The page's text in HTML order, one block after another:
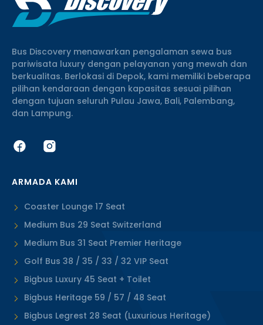
Bus Discovery menawarkan pengalaman sewa bus
pariwisata luxury dengan pelayanan yang mewah dan
berkualitas. Berlokasi di Depok, kami memiliki beberapa
pilihan kendaraan dengan kapasitas sesuai pilihan
dengan tujuan seluruh Pulau Jawa, Bali, Palembang,
dan Lampung.
ARMADA KAMI
Coaster Lounge 17 Seat
Medium Bus 29 Seat Switzerland
Medium Bus 31 Seat Premier Heritage
Golf Bus 38 / 35 / 33 / 32 VIP Seat
Bigbus Luxury 45 Seat + Toilet
Bigbus Heritage 59 / 57 / 48 Seat
Bigbus Legrest 28 Seat (Luxurious Heritage)